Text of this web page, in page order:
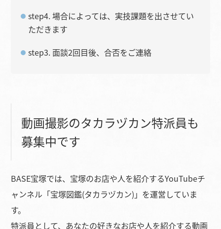
step4. 場合によっては、実技課題を出させてい
ただきます
step3. 面談2回目後、合否をご連絡
動画撮影のタカラヅカン特派員も
募集中です
BASE宝塚では、宝塚のお店や人を紹介するYouTubeチ
ャンネル「宝塚図鑑(タカラヅカン)」を運営していま
す。
特派員として、あなたの好きなお店や人を紹介する動画